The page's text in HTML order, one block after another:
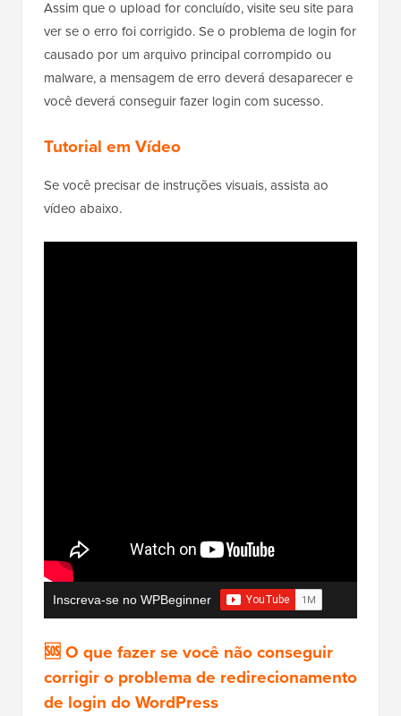
Assim que o upload for concluído, visite seu site para
ver se o erro foi corrigido. Se o problema de login for
causado por um arquivo principal corrompido ou
malware, a mensagem de erro deverá desaparecer e
você deverá conseguir fazer login com sucesso.
Tutorial em Vídeo
Se você precisar de instruções visuais, assista ao
vídeo abaixo.
Inscreva-se no WPBeginner
🆘 O que fazer se você não conseguir
corrigir o problema de redirecionamento
de login do WordPress